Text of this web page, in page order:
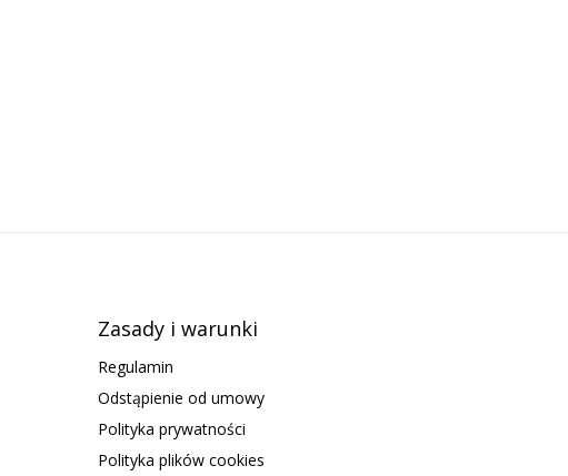
Zasady i warunki
Regulamin
Odstąpienie od umowy
Polityka prywatności
Polityka plików cookies